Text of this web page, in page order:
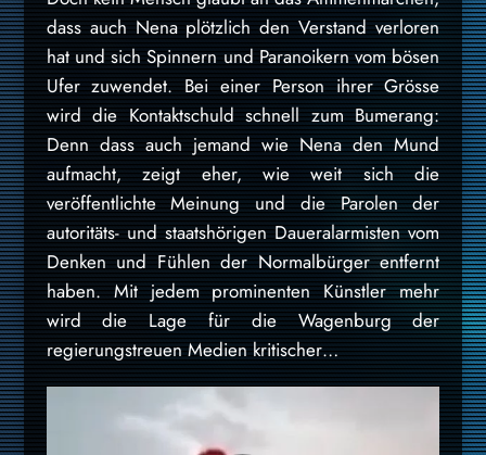
dass auch Nena plötzlich den Verstand verloren
hat und sich Spinnern und Paranoikern vom bösen
Ufer zuwendet. Bei einer Person ihrer Grösse
wird die Kontaktschuld schnell zum Bumerang:
Denn dass auch jemand wie Nena den Mund
aufmacht, zeigt eher, wie weit sich die
veröffentlichte Meinung und die Parolen der
autoritäts- und staatshörigen Daueralarmisten vom
Denken und Fühlen der Normalbürger entfernt
haben. Mit jedem prominenten Künstler mehr
wird die Lage für die Wagenburg der
regierungstreuen Medien kritischer…